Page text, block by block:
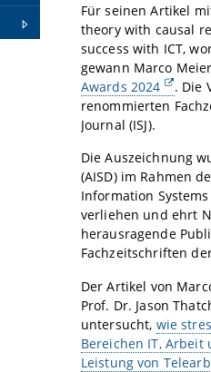
Für seinen Artikel
theory with causal
success with ICT,
gewann Marco
Awards 2024
. Die
renommierten
Journal (ISJ).
Die Auszeichnung
(AISD) im Rahmen
Information Systems
verliehen und ehrt
herausragende
Fachzeitschriften
Der Artikel von
Prof. Dr. Jason
untersucht, wie
Bereichen IT,
Leistung von